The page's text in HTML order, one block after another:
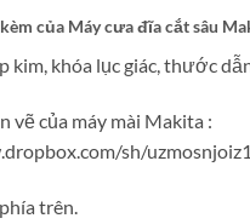
của Máy cưa đĩa cắt sâu
kim, khóa lục giác, thước
vẽ của máy mài Makita :
sh/
trên.